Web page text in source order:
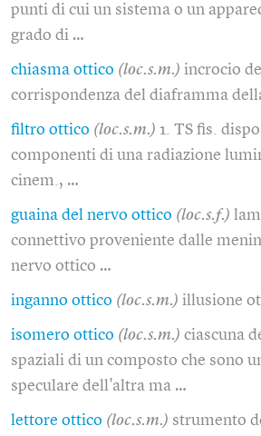
punti di cui un sistema o un
grado di …
chiasma ottico (loc.s.m.) incrocio
corrispondenza del diaframma
filtro ottico (loc.s.m.) 1. TS fis.
componenti di una radiazione
cinem., …
guaina del nervo ottico (loc.s.f.)
connettivo proveniente dalle
nervo ottico …
inganno ottico (loc.s.m.) illusione
isomero ottico (loc.s.m.) ciascuna
spaziali di un composto che sono
speculare dell'altra ma …
lettore ottico (loc.s.m.) strumento